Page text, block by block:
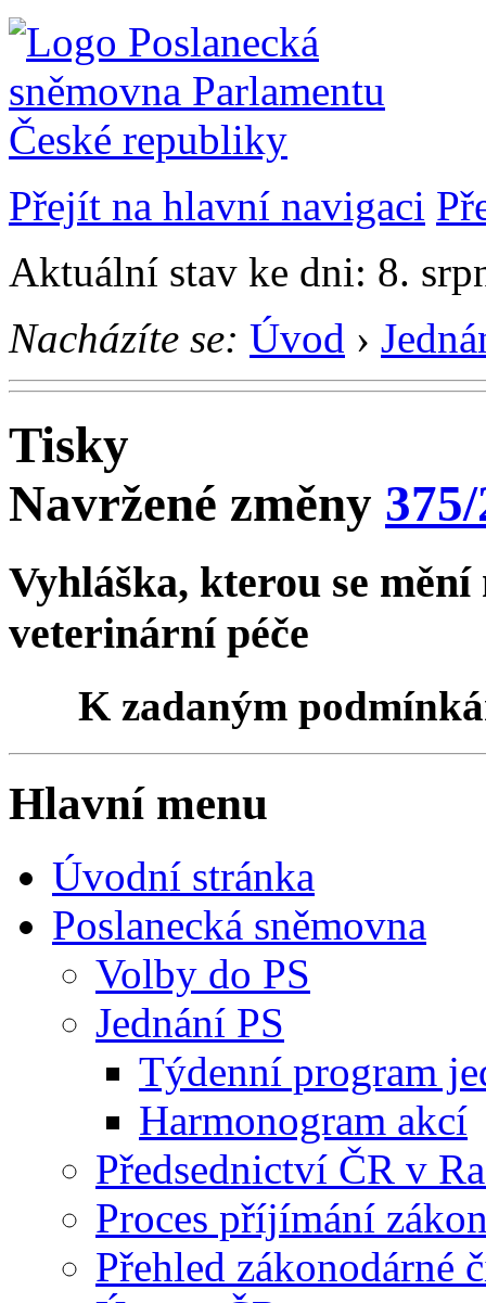
Přejít na hlavní navigaci
Aktuální stav ke dni: 8.
Nacházíte se: Úvod ›
Tisky
Navržené změny
Vyhláška, kterou se
veterinární péče
K zadaným
Hlavní menu
Úvodní stránka
Poslanecká sněmovna
Volby do PS
Jednání PS
Týdenní program
Harmonogram akcí
Předsednictví ČR v
Proces příjímání
Přehled zákonodárné